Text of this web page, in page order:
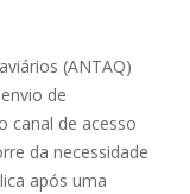
(ANTAQ)
de
canal de acesso
da necessidade
após uma